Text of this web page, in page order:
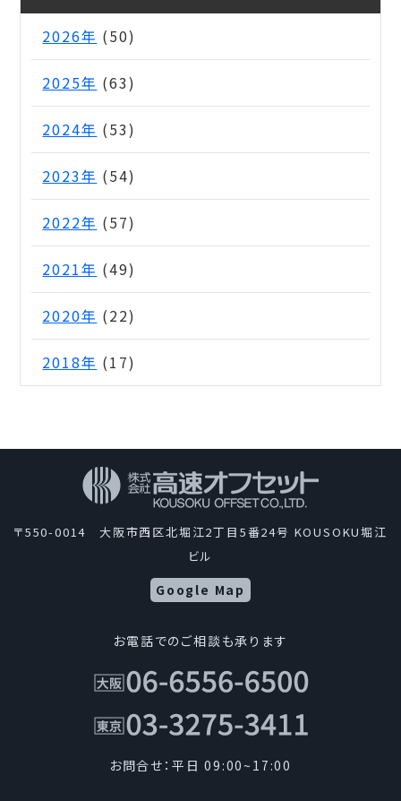
2026年 (50)
2025年 (63)
2024年 (53)
2023年 (54)
2022年 (57)
2021年 (49)
2020年 (22)
2018年 (17)
〒550-0014 大阪市西区北堀江2丁目5番24号 KOUSOKU堀江
ビル
Google Map
お電話でのご相談も承ります
お問合せ：平日 09:00~17:00